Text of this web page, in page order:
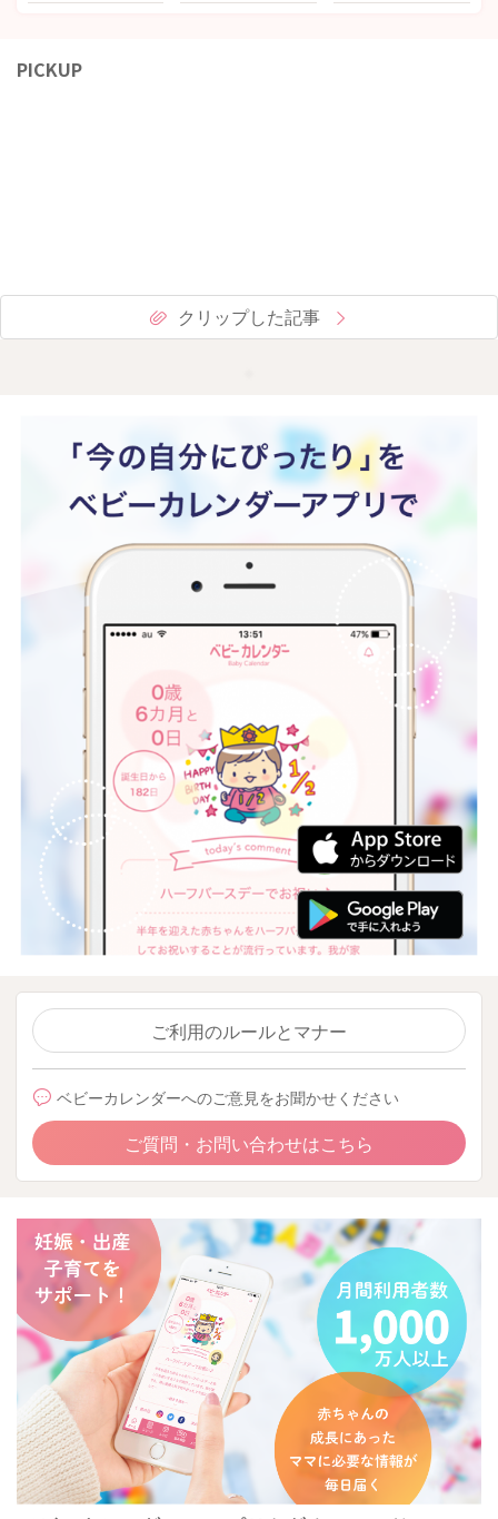
PICKUP
クリップした記事
ご利用のルールとマナー
ベビーカレンダーへのご意見をお聞かせください
ご質問・お問い合わせはこちら